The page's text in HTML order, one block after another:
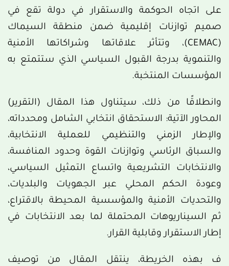
على اتجاه الحوكمة والاستقرار في دولة تقع في
صميم توازنات إقليمية ضمن منطقة السيماك
(CEMAC)، وتتأثر علاقاتها وشراكاتها الأمنية
والتنموية بدرجة القبول السياسي الذي ستتمتع به
المؤسسات المنتخبة.
وانطلاقًا من ذلك، سيتناول هذا المقال (التقرير)
المحاور الآتية: الاستحقاق انتخابي الشامل ومحدداته،
والإطار الزمني والتنظيمي للعملية الانتخابية،
والسباق الرئاسي وتوازنات القوة وحدود المنافسة،
والانتخابات التشريعية واتساع التمثيل السياسي،
وعودة الحكم المحلي عبر الجهويات والبلديات،
والتحديات الأمنية والمؤسسية المحيطة بالاقتراع،
ثم السيناريوهات المحتملة لما بعد الانتخابات في
إطار الاستقرار وقابلية القرار.
ف بهذه الخريطة، ينتقل المقال من توصيف